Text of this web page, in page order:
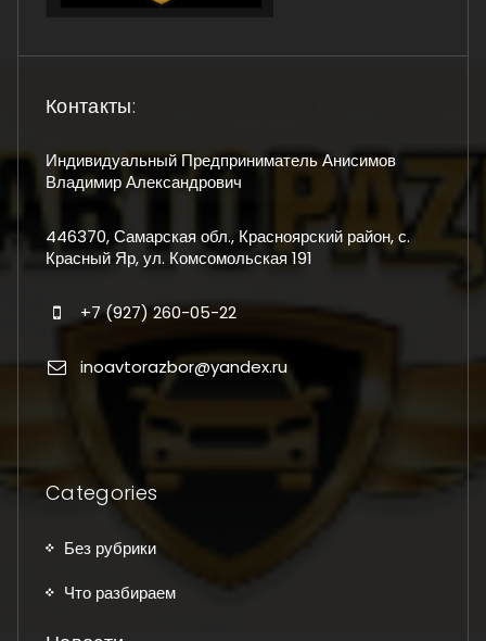
Контакты:
Индивидуальный Предприниматель Анисимов
Владимир Александрович
446370, Самарская обл., Красноярский район, с.
Красный Яр, ул. Комсомольская 191
+7 (927) 260-05-22
inoavtorazbor@yandex.ru
Categories
Без рубрики
Что разбираем